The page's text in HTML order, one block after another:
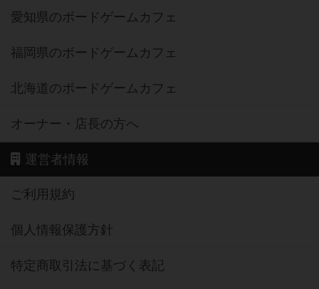
愛知県のボードゲームカフェ
福岡県のボードゲームカフェ
北海道のボードゲームカフェ
オーナー・店長の方へ
運営者情報
ご利用規約
個人情報保護方針
特定商取引法に基づく表記